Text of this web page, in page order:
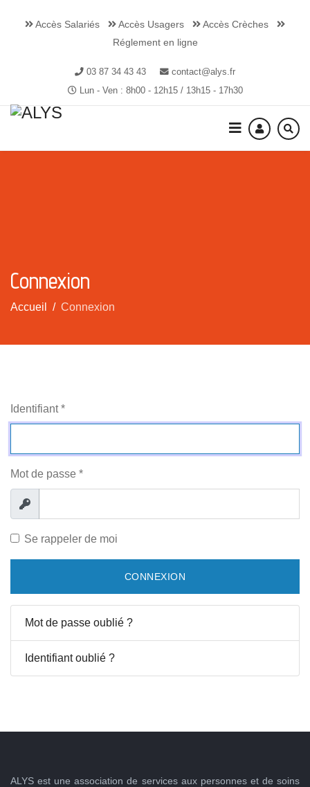
Accès Salariés Accès Usagers
Accès Crèches
Réglement en ligne
03 87 34 43 43
contact@alys.fr
Lun - Ven : 8h00 - 12h15 / 13h15 - 17h30
Connexion
Accueil Connexion
Identifiant*
Mot de passe *
Afficher
Se rappeler de moi
CONNEXION
Mot de passe oublié ?
Identifiant oublié ?
ALYS est une association de services aux personnes et de soins